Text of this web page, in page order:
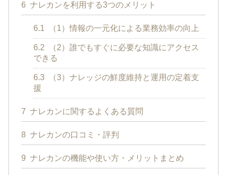
6 ナレカンを利用する3つのメリット
6.1 （1）情報の一元化による業務効率の向上
6.2
（2）誰でもすぐに必要な知識にアクセス
できる
6.3
（3）ナレッジの鮮度維持と運用の定着支
援
7 ナレカンに関するよくある質問
8 ナレカンの口コミ・評判
9 ナレカンの機能や使い方・メリットまとめ